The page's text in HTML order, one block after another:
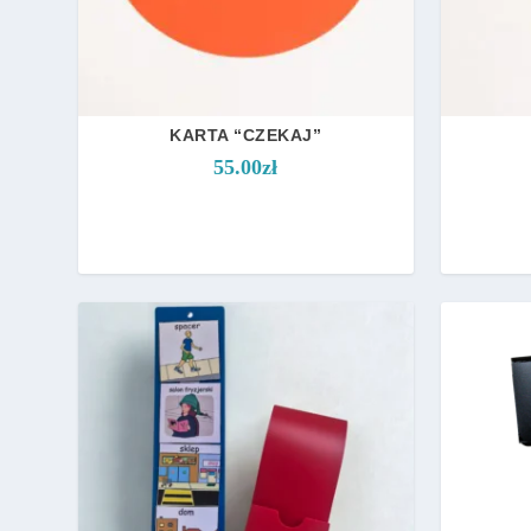
KARTA “CZEKAJ”
55.00zł